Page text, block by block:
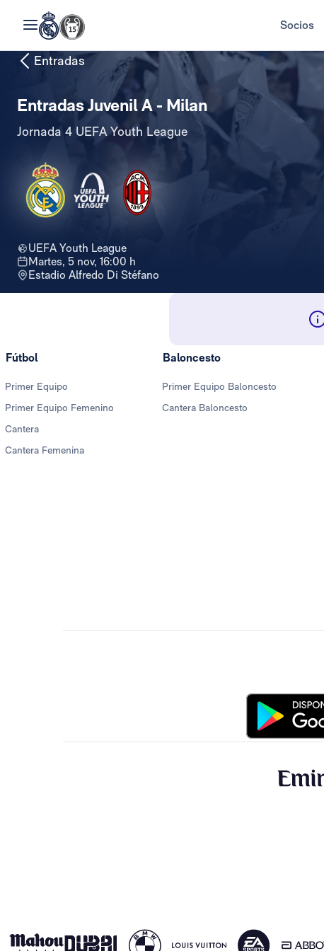
Socios
Entradas
Entradas Juvenil A - Milan
Jornada 4 UEFA Youth League
UEFA Youth League
martes, 5 nov, 16:00 h
Estadio Alfredo Di Stéfano
Fútbol
Primer Equipo
Primer Equipo Femenino
Cantera
Cantera Femenina
Baloncesto
Primer Equipo Baloncesto
Cantera Baloncesto